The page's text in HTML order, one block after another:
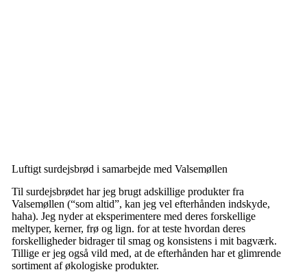
Luftigt surdejsbrød i samarbejde med Valsemøllen
Til surdejsbrødet har jeg brugt adskillige produkter fra
Valsemøllen (“som altid”, kan jeg vel efterhånden indskyde,
haha). Jeg nyder at eksperimentere med deres forskellige
meltyper, kerner, frø og lign. for at teste hvordan deres
forskelligheder bidrager til smag og konsistens i mit bagværk.
Tillige er jeg også vild med, at de efterhånden har et glimrende
sortiment af økologiske produkter.